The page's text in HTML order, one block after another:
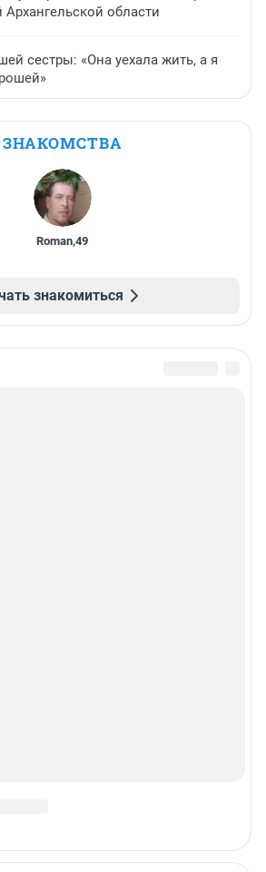
области
сестры: «Она уехала жить, а я
ЗНАКОМСТВА
Roman,49
знакомиться